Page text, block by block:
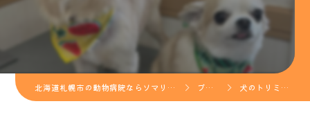
北海道札幌市の動物病院ならソマリ犬猫病院 ブログ 犬のトリミング✂️